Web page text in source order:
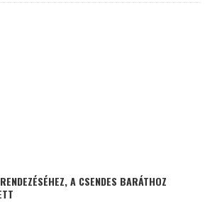
A CSENDES BARÁTHOZ